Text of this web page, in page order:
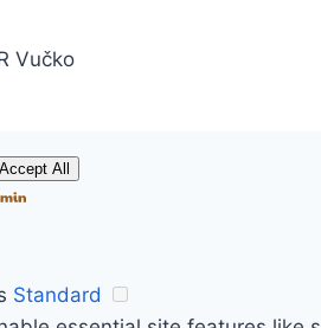
Vučko
Accept All
Standard